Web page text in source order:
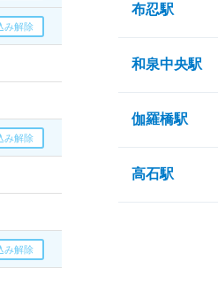
布忍駅
和泉中央駅
伽羅橋駅
高石駅